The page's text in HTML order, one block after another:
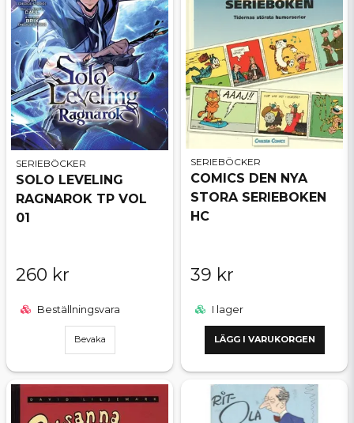
SERIEBÖCKER
SOLO LEVELING
RAGNAROK TP VOL
01
260 kr
Beställningsvara
Bevaka
SERIEBÖCKER
COMICS DEN NYA
STORA SERIEBOKEN
HC
39 kr
I lager
LÄGG I VARUKORGEN